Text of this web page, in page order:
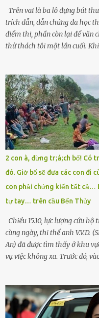
Khoa Hà...
Trên vai là ba lô đựng bút
trích dẫn, dẫn chứng đã học
điểm thi, phần còn lại để văn
thử thách tôi một lần cuối.
sực nhớ – điện thoại đang
đường thưa thớt người qua
Chú ơi, cháu đi thi, xe hỏng
giúp cháu với, cháu không có
thì tăng ga tránh xa như né
như một kẻ mất trí. Vô ích.
tôi chỉ có một lựa chọn duy
rút tờ giấy báo dự thi nhét túi
Chạy không ngừng. Qua ngã...
2 con à, đừng tr;á;ch bố! Có
đó. Giờ bố sẽ đưa các con đi
con phải chứng kiến tất cả…
tự tay… trên cầu Bến Thủy
Chiều 15.10, lực lượng cứu
cùng ngày, thi thể anh V.V.D.
An) đã được tìm thấy ở khu
vụ việc không xa. Trước đó,
– rồi để lại xe máy trên cầu,
sông. Người thân và hàng
con mất tích trên sông Lam